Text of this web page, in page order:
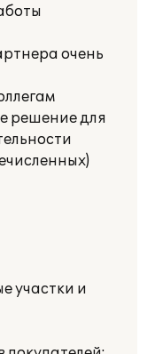
очень
решение для
участки и